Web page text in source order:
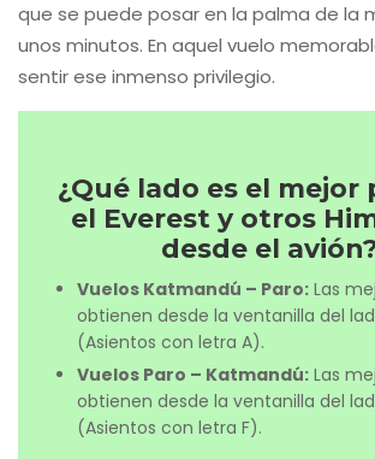
que se puede posar en la palma de la
unos minutos. En aquel vuelo
sentir ese inmenso privilegio.
¿Qué lado es el mejor
el Everest y otros
desde el
Vuelos Katmandú – Paro: Las
obtienen desde la ventanilla del
(Asientos con letra A).
Vuelos Paro – Katmandú: Las
obtienen desde la ventanilla del
(Asientos con letra F).